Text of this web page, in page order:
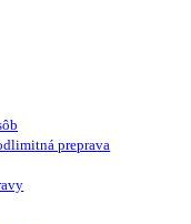
preprava